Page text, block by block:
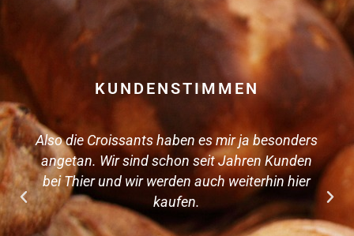
KUNDENSTIMMEN
Also die Croissants haben es mir ja besonders
angetan. Wir sind schon seit Jahren Kunden
bei Thier und wir werden auch weiterhin hier
kaufen.